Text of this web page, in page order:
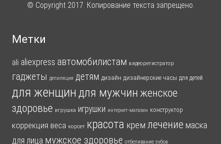
© Copyright 2017. Копирование текста запрещено.
Метки
ali aliexpress автомобилистам видеорегистратор
гаджеты депиляция детям дизайн дизайнерские часы для детей
для женщин для мужчин женское
здоровье игрушка игрушки интернет-магазин конструктор
коррекция веса корсет красота крем лечение маска
для лица мужское здоровье отбеливание зубов